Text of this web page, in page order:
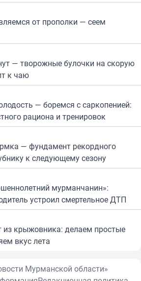
от прополки — сеем
— творожные булочки на скорую
к чаю
— боремся с саркопенией:
рациона и тренировок
— фундамент рекордного
к следующему сезону
мурманчанин»:
устроил смертельное ДТП
крыжовника: делаем простые
вкус лета
Мурманской области»